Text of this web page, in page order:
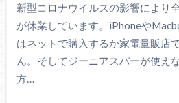
新型コロナウイルスの影響により
が休業しています。iPhoneや
はネットで購入するか家電量販店
ん。そしてジーニアスバーが使え
方…